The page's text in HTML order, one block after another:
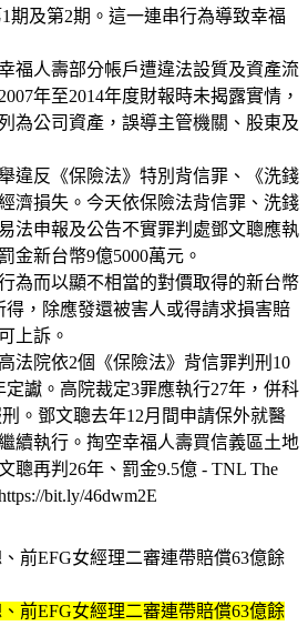
期及第2期。這一連串行為導致幸福
福人壽部分帳戶遭違法設質及資產流
年至2014年度財報時未揭露實情，
為公司資產，誤導主管機關、股東及
違反《保險法》特別背信罪、《洗錢
濟損失。今天依保險法背信罪、洗錢
法申報及公告不實罪判處鄧文聰應執
金新台幣9億5000萬元。
為而以顯不相當的對價取得的新台幣
得，除應發還被害人或得請求損害賠
上訴。
法院依2個《保險法》背信罪判刑10
讞。高院裁定3罪應執行27年，併科
。鄧文聰去年12月間申請保外就醫
續執行。掏空幸福人壽買信義區土地
聰再判26年、罰金9.5億 - TNL The
bit.ly/46dwm2E
前EFG女經理二審連帶賠償63億餘
前EFG女經理二審連帶賠償63億餘